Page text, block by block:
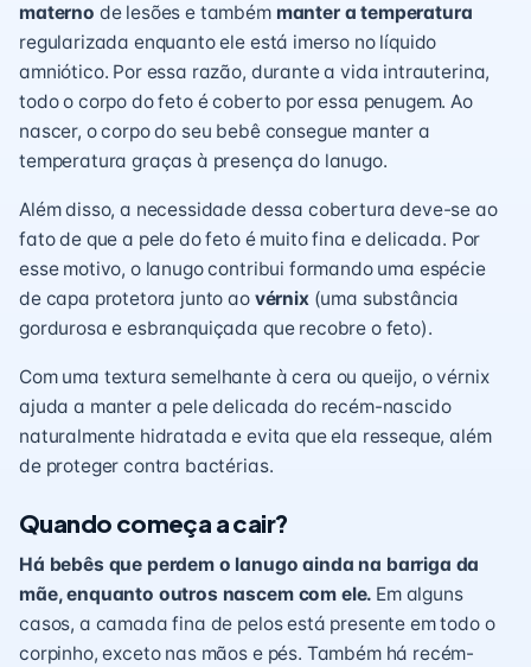
materno de lesões e também manter a temperatura
regularizada enquanto ele está imerso no líquido
amniótico. Por essa razão, durante a vida intrauterina,
todo o corpo do feto é coberto por essa penugem. Ao
nascer, o corpo do seu bebê consegue manter a
temperatura graças à presença do lanugo.
Além disso, a necessidade dessa cobertura deve-se ao
fato de que a pele do feto é muito fina e delicada. Por
esse motivo, o lanugo contribui formando uma espécie
de capa protetora junto ao vérnix(uma substância
gordurosa e esbranquiçada que recobre o feto).
Com uma textura semelhante à cera ou queijo, o vérnix
ajuda a manter a pele delicada do recém-nascido
naturalmente hidratada e evita que ela resseque, além
de proteger contra bactérias.
Quando começa a cair?
Há bebês que perdem o lanugo ainda na barriga da
mãe, enquanto outros nascem com ele. Em alguns
casos, a camada fina de pelos está presente em todo o
corpinho, exceto nas mãos e pés. Também há recém-